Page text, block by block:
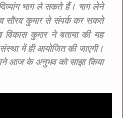
भाग ले सकते हैं। भाग लेने
सौरव कुमार से संपर्क कर सकते
कुमार ने बताया की यह
संस्था में ही आयोजित की जाएगी।
आज के अनुभव को साझा किया